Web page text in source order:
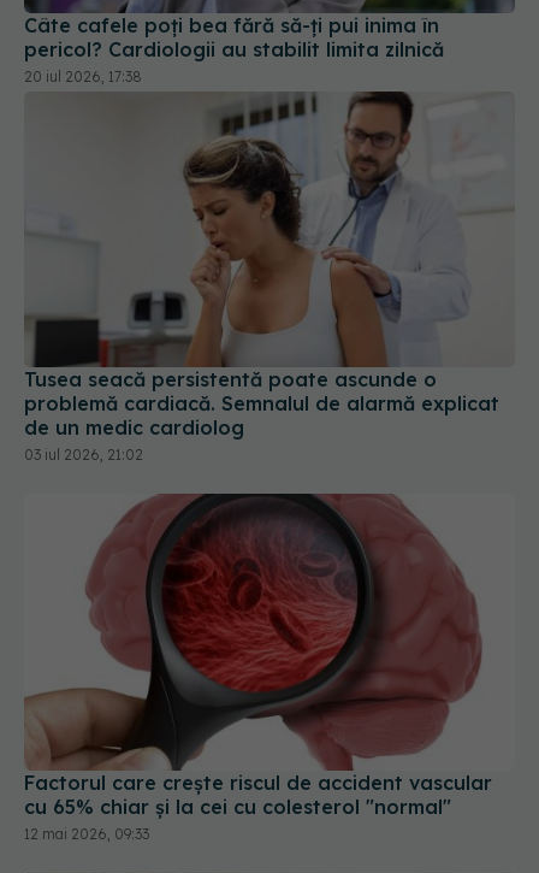
Tusea seacă persistentă poate ascunde o
problemă cardiacă. Semnalul de alarmă explicat
de un medic cardiolog
03 iul 2026, 21:02
Factorul care crește riscul de accident vascular
cu 65% chiar și la cei cu colesterol "normal"